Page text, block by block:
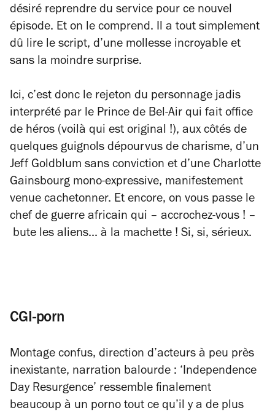
désiré reprendre du service pour ce nouvel
épisode. Et on le comprend. Il a tout simplement
dû lire le script, d’une mollesse incroyable et
sans la moindre surprise.
Ici, c’est donc le rejeton du personnage jadis
interprété par le Prince de Bel-Air qui fait office
de héros (voilà qui est original !), aux côtés de
quelques guignols dépourvus de charisme, d’un
Jeff Goldblum sans conviction et d’une Charlotte
Gainsbourg mono-expressive, manifestement
venue cachetonner. Et encore, on vous passe le
chef de guerre africain qui – accrochez-vous ! –
bute les aliens... à la machette ! Si, si, sérieux.
CGI-porn
Montage confus, direction d’acteurs à peu près
inexistante, narration balourde : ‘Independence
Day Resurgence’ ressemble finalement
beaucoup à un porno tout ce qu’il y a de plus